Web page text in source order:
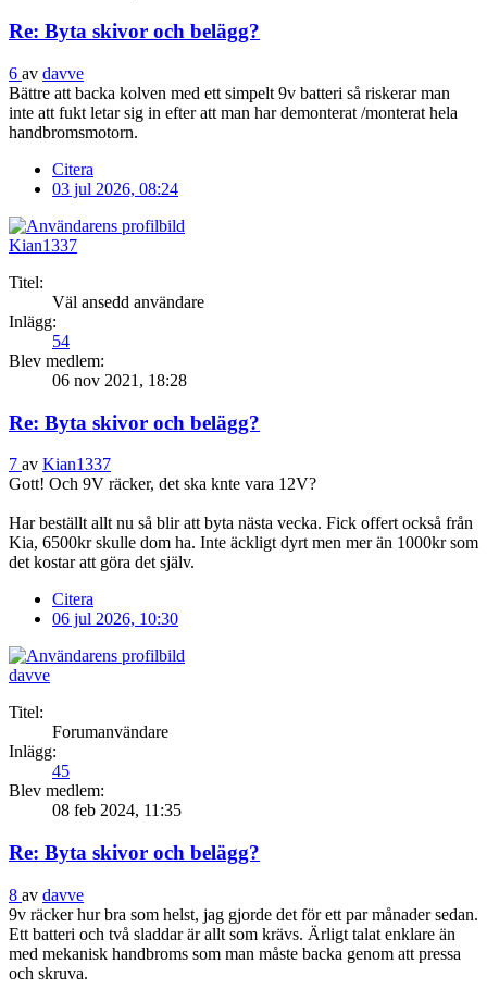
Re: Byta skivor och belägg?
6 av davve
Bättre att backa kolven med ett simpelt 9v batteri så riskerar man
inte att fukt letar sig in efter att man har demonterat /monterat hela
handbromsmotorn.
Citera
03 jul 2026, 08:24
Kian1337
Titel:
Väl ansedd användare
Inlägg:
54
Blev medlem:
06 nov 2021, 18:28
Re: Byta skivor och belägg?
7 av Kian1337
Gott! Och 9V räcker, det ska knte vara 12V?
Har beställt allt nu så blir att byta nästa vecka. Fick offert också från
Kia, 6500kr skulle dom ha. Inte äckligt dyrt men mer än 1000kr som
det kostar att göra det själv.
Citera
06 jul 2026, 10:30
davve
Titel:
Forumanvändare
Inlägg:
45
Blev medlem:
08 feb 2024, 11:35
Re: Byta skivor och belägg?
8 av davve
9v räcker hur bra som helst, jag gjorde det för ett par månader sedan.
Ett batteri och två sladdar är allt som krävs. Ärligt talat enklare än
med mekanisk handbroms som man måste backa genom att pressa
och skruva.